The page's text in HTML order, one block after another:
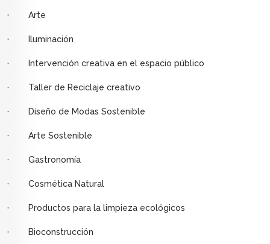
· Arte
· Iluminación
· Intervención creativa en el espacio público
· Taller de Reciclaje creativo
· Diseño de Modas Sostenible
· Arte Sostenible
· Gastronomía
· Cosmética Natural
· Productos para la limpieza ecológicos
· Bioconstrucción